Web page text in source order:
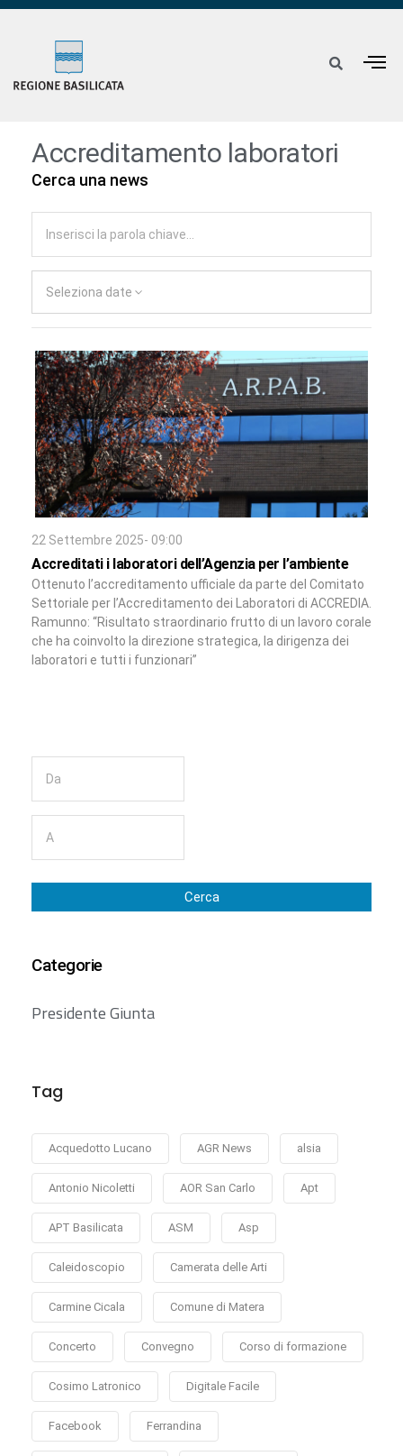
Accreditamento laboratori
Cerca una news
Seleziona date
22 Settembre 2025- 09:00
Accreditati i laboratori dell’Agenzia per l’ambiente
Ottenuto l’accreditamento ufficiale da parte del Comitato
Settoriale per l’Accreditamento dei Laboratori di ACCREDIA.
Ramunno: “Risultato straordinario frutto di un lavoro corale
che ha coinvolto la direzione strategica, la dirigenza dei
laboratori e tutti i funzionari”
Cerca
Categorie
Presidente Giunta
Tag
Acquedotto Lucano AGR News alsia
Antonio Nicoletti AOR San Carlo Apt
APT Basilicata ASM Asp
Caleidoscopio Camerata delle Arti
Carmine Cicala Comune di Matera
Concerto Convegno Corso di formazione
Cosimo Latronico Digitale Facile
Facebook Ferrandina